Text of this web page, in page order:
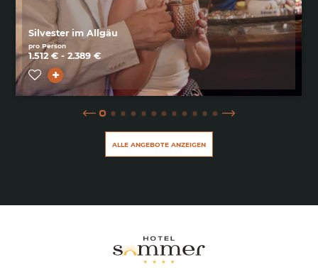
Silvester im Allgäu
pro Person
1.512 € - 2.389 €
ALLE ANGEBOTE ANZEIGEN